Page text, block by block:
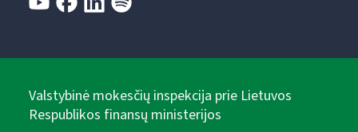
Valstybinė mokesčių inspekcija prie Lietuvos
Respublikos finansų ministerijos